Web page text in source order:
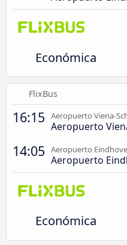
Económica
FlixBus
16:15 Aeropuerto Viena-
Aeropuerto
14:05 Aeropuerto
Aeropuerto
Económica